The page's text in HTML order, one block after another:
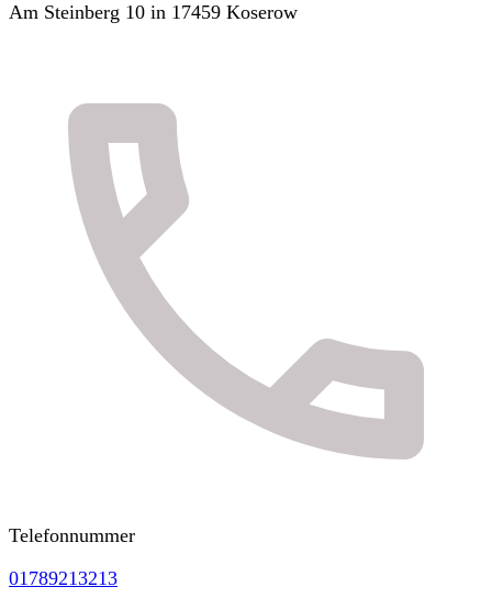
Am Steinberg 10 in 17459 Koserow
Telefonnummer
01789213213